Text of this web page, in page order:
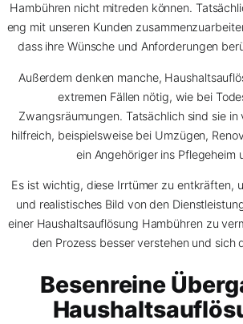
Hambühren nicht mitreden können.
eng mit unseren Kunden
dass ihre Wünsche und Anforderungen
Außerdem denken manche,
extremen Fällen nötig, wie bei
Zwangsräumungen. Tatsächlich sind sie in
hilfreich, beispielsweise bei Umzügen,
ein Angehöriger ins Pflegeheim
Es ist wichtig, diese Irrtümer zu entkräften,
und realistisches Bild von den
einer Haushaltsauflösung Hambühren zu
den Prozess besser verstehen und sich
Besenreine